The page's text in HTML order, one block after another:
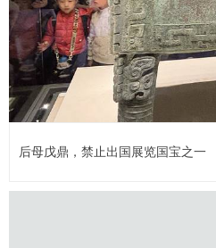
后母戊鼎，禁止出国展览国宝之一